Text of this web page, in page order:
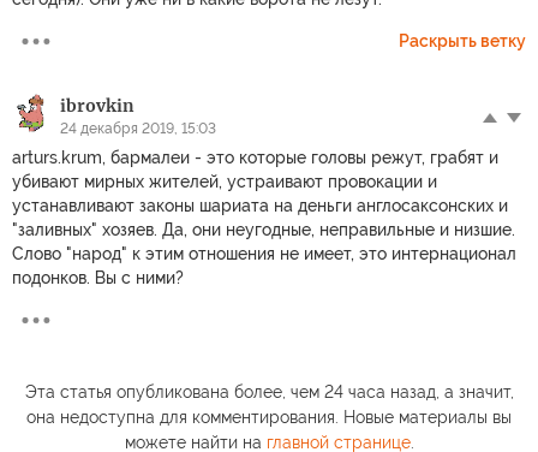
Раскрыть ветку
ibrovkin
24 декабря 2019, 15:03
arturs.krum, бармалеи - это которые головы режут, грабят и
убивают мирных жителей, устраивают провокации и
устанавливают законы шариата на деньги англосаксонских и
"заливных" хозяев. Да, они неугодные, неправильные и низшие.
Слово "народ" к этим отношения не имеет, это интернационал
подонков. Вы с ними?
Эта статья опубликована более, чем 24 часа назад, а значит,
она недоступна для комментирования. Новые материалы вы
можете найти на главной странице.